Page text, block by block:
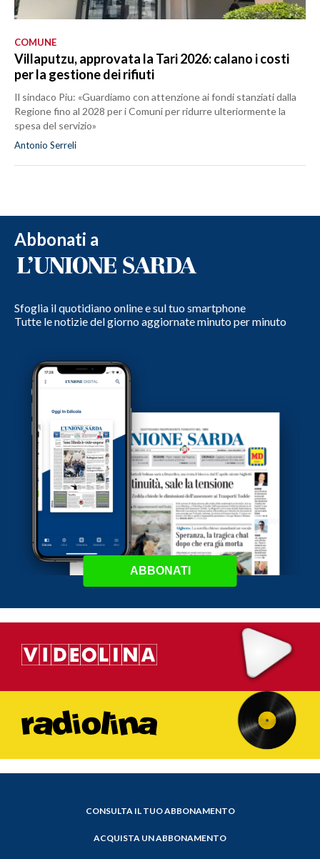
COMUNE
Villaputzu, approvata la Tari 2026: calano i costi
per la gestione dei rifiuti
Il sindaco Piu: «Guardiamo con attenzione ai fondi stanziati dalla
Regione fino al 2028 per i Comuni per ridurre ulteriormente la
spesa del servizio»
Antonio Serreli
Abbonati a
Sfoglia il quotidiano online e sul tuo smartphone
Tutte le notizie del giorno aggiornate minuto per minuto
ABBONATI
CONSULTA IL TUO ABBONAMENTO
ACQUISTA UN ABBONAMENTO